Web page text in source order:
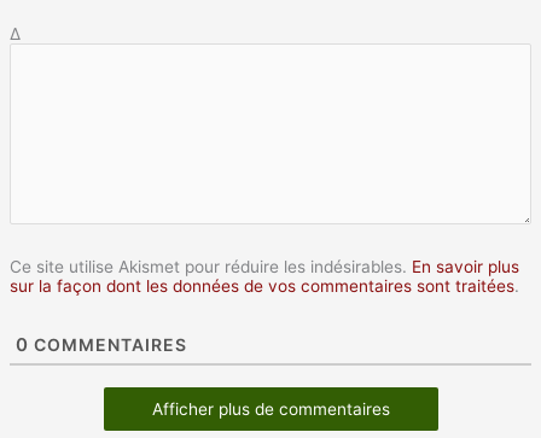
Δ
Ce site utilise Akismet pour réduire les indésirables. En savoir plus
sur la façon dont les données de vos commentaires sont traitées.
0 COMMENTAIRES
Afficher plus de commentaires